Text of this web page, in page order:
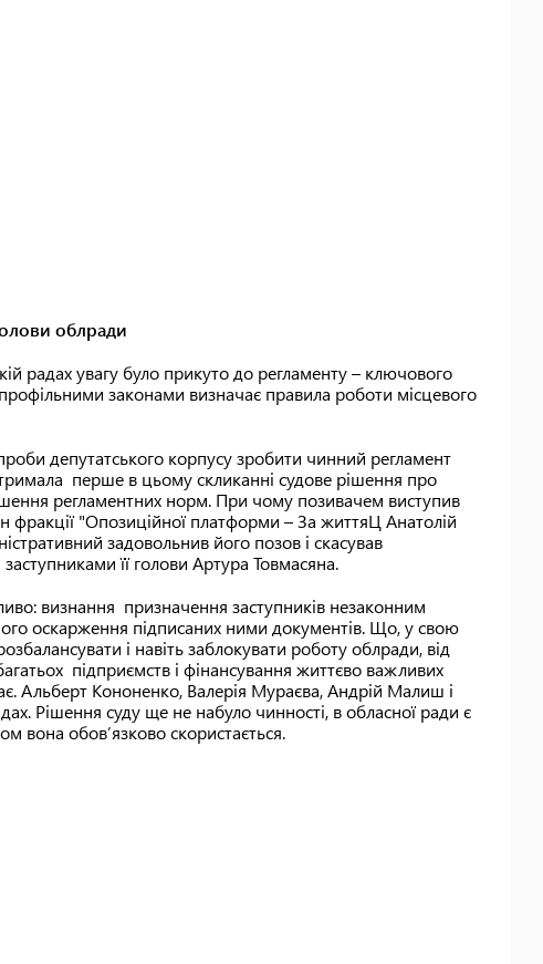
облради
радах увагу було прикуто до регламенту – ключового
законами визначає правила роботи місцевого
депутатського корпусу зробити чинний регламент
перше в цьому скликанні судове рішення про
регламентних норм. При чому позивачем виступив
фракції "Опозиційної платформи – За життяЦ Анатолій
задовольнив його позов і скасував
її голови Артура Товмасяна.
визнання призначення заступників незаконним
оскарження підписаних ними документів. Що, у свою
і навіть заблокувати роботу облради, від
підприємств і фінансування життєво важливих
Альберт Кононенко, Валерія Мураєва, Андрій Малиш і
Рішення суду ще не набуло чинності, в обласної ради є
вона обов’язково скористається.